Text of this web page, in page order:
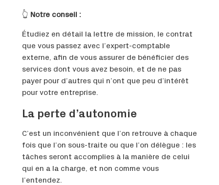
👆 Notre conseil :
Étudiez en détail la lettre de mission, le contrat
que vous passez avec l’expert-comptable
externe, afin de vous assurer de bénéficier des
services dont vous avez besoin, et de ne pas
payer pour d’autres qui n’ont que peu d’intérêt
pour votre entreprise.
La perte d’autonomie
C’est un inconvénient que l’on retrouve à chaque
fois que l’on sous-traite ou que l’on délègue : les
tâches seront accomplies à la manière de celui
qui en a la charge, et non comme vous
l’entendez.